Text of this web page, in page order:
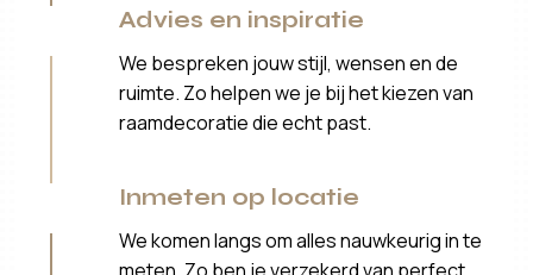
Advies en inspiratie
We bespreken jouw stijl, wensen en de
ruimte. Zo helpen we je bij het kiezen van
raamdecoratie die echt past.
Inmeten op locatie
We komen langs om alles nauwkeurig in te
meten. Zo ben je verzekerd van perfect